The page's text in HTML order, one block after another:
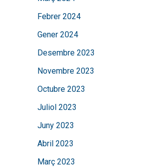
Febrer 2024
Gener 2024
Desembre 2023
Novembre 2023
Octubre 2023
Juliol 2023
Juny 2023
Abril 2023
Març 2023